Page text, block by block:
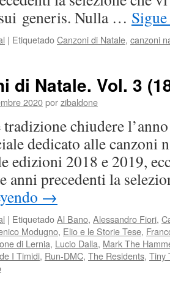
generis. Nulla …
| EtiquetadoCanzoni di Natale, canzoni
di Natale. Vol. 3
2020porzibaldone
chiudere
dedicato alle canzoni
edizioni 2018 e 2019,
anni precedenti la
→
| EtiquetadoAl Bano, Alessandro Fiori,
Modugno, Elio e le Storie Tese,
di Lernia, Lucio Dalla, Mark The
I Timidi, Run-DMC, The Residents, Tiny